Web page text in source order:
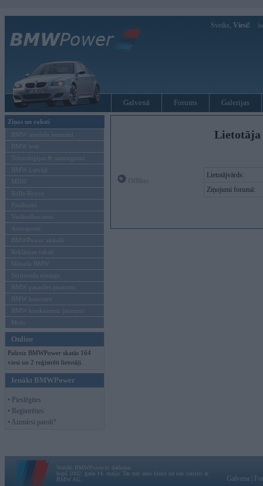
Sveiks, Viesi!
Galvenā Forums Galerijas
Ziņas un raksti
BMW modeļu jaunumi
BMW testi
Tehnoloģijas & sasniegumi
BMW Latvijā
MINI
Rolls-Royce
Pasākumi
Vadāmības tests
Autosports
BMWPower aktuāli
Reklāmas raksti
Mēneša BMW
Sērijveida tūnings
BMW pasaules jaunumi
BMW koncepti
BMW konkurentu jaunumi
Moto
Online
Pašreiz BMWPower skatās 164
viesi un 2 reģistrēti lietotāji.
Ienākt BMWPower
• Pieslēgties
• Reģistrēties
• Aizmirsi paroli?
Lietotāja
Lietotājvārds:
Ziņojumi forumā:
Vortāls BMWPower.lv darbojas
kopš 2002. gada 14. maija. Tas nav auto klubs un nav saistīts ar
BMW AG.
Galvena